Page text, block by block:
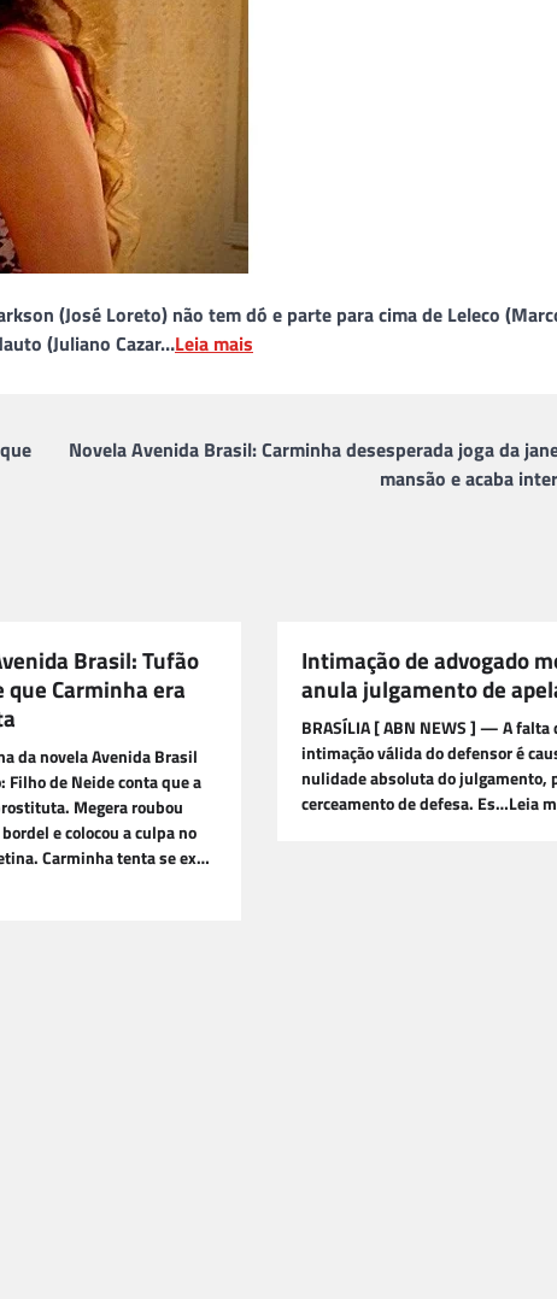
(José Loreto) não tem dó e parte para cima de Leleco
(Juliano Cazar…Leia mais
Novela Avenida Brasil: Carminha desesperada joga da
mansão e acaba
Brasil: Tufão
que Carminha era
da novela Avenida Brasil
Filho de Neide conta que a
Megera roubou
e colocou a culpa no
Carminha tenta se ex…
Intimação de advogado
anula julgamento de
BRASÍLIA [ ABN NEWS ] — A falta
intimação válida do defensor é
nulidade absoluta do julgamento,
cerceamento de defesa. Es…Leia